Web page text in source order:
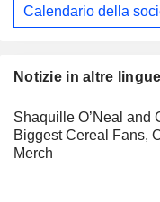
Notizie in altre
Shaquille O’Neal and
Biggest Cereal Fans,
Merch
Calendario della